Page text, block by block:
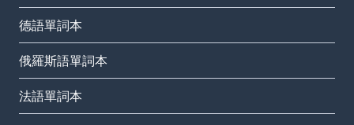
德語單詞本
俄羅斯語單詞本
法語單詞本